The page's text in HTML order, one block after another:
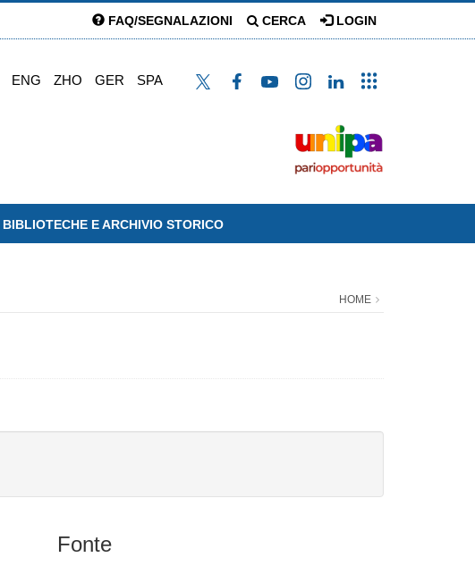
FAQ/SEGNALAZIONI CERCA LOGIN
ENG ZHO GER SPA
BIBLIOTECHE E ARCHIVIO STORICO
HOME
Fonte